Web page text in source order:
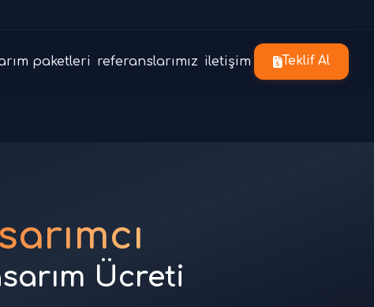
paketleri referanslarımız iletişim Teklif Al
Ücreti